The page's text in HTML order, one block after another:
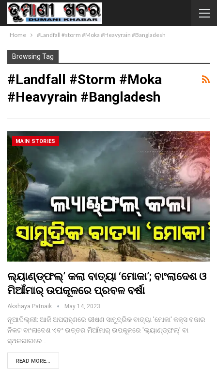
Home #Landfall #storm #Moka #Heavyrain #Bangladesh
Browsing Tag
#Landfall #storm #Moka
#Heavyrain #Bangladesh
MAIN STORIES
ଲ୍ୟାଣ୍ଡ୍‌ଫଲ୍‌’ କଲା ବାତ୍ୟା ‘ମୋକା’; ବାଂଲାଦେଶ ଓ
ମିଆଁମାର୍‌ ଉପକୂଳରେ ପ୍ରବଳ ବର୍ଷା
Akshaya Patnaik May 14, 2023
ନୂଆଦିଲ୍ଲୀ: ଆଜି ଅପରାହ୍ଣରେ ଭୀଷଣ ସାମୁଦ୍ରିକ ବାତ୍ୟା 'ମୋକା' କକ୍ସ ବଜାର
ନିକଟ ବାଂଲାଦେଶ ଏବଂ ଉତ୍ତର ମିଆଁମାର୍‌ ଉପକୂଳରେ 'ଲ୍ୟାଣ୍ଡ୍‌ଫଲ୍‌' ବା
ସ୍ଥଳଭାଗରେ…
READ MORE...